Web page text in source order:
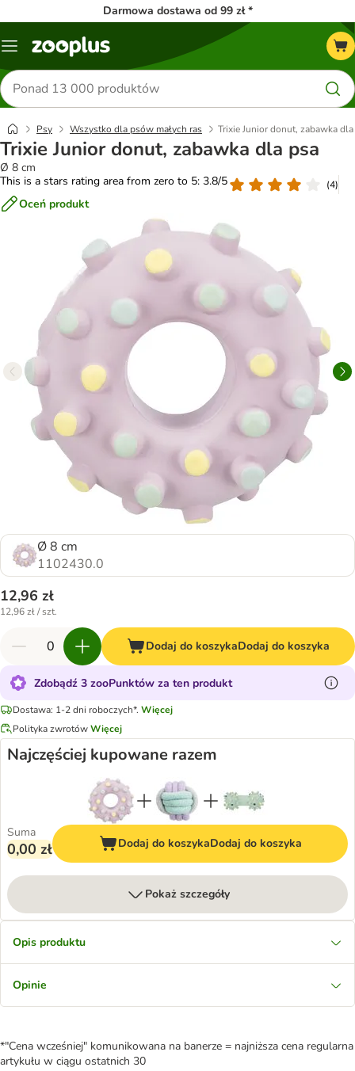
Darmowa dostawa od 99 zł *
Menu
Szukaj
produktów
Psy Wszystko dla psów małych ras Trixie Junior donut, zabawka
Trixie Junior donut, zabawka dla psa
Ø 8 cm
This is a stars rating area from zero to 5: 3.8/5
(4)
Oceń produkt
Ø 8 cm
1102430.0
12,96 zł
12,96 zł / szt.
Dodaj do koszykaDodaj do koszyka
Zdobądź 3 zooPunktów za ten produkt
Dostawa: 1-2 dni roboczych*. Więcej
Polityka zwrotówWięcej
Najczęściej kupowane razem
Suma
0,00 zł Dodaj do koszykaDodaj do koszyka
Pokaż szczegóły
Opis produktu
Opinie
*"Cena wcześniej" komunikowana na banerze = najniższa cena regularna
artykułu w ciągu ostatnich 30